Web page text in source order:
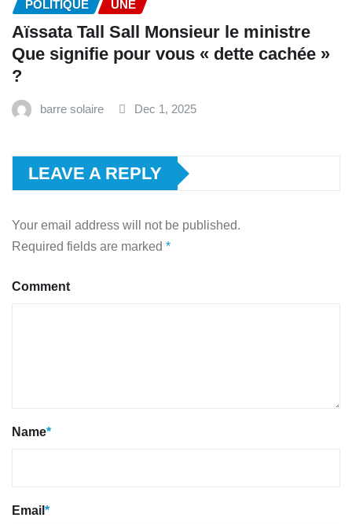
POLITIQUE UNE
Aïssata Tall Sall Monsieur le ministre
Que signifie pour vous « dette cachée »
?
barre solaire Dec 1, 2025
LEAVE A REPLY
Your email address will not be published.
Required fields are marked *
Comment
Name*
Email *